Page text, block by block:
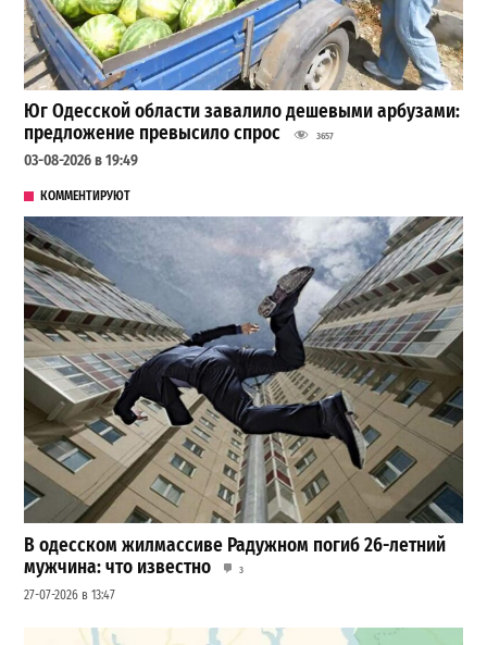
Юг Одесской области завалило дешевыми арбузами:
предложение превысило спрос
3657
03-08-2026 в 19:49
КОММЕНТИРУЮТ
В одесском жилмассиве Радужном погиб 26-летний
мужчина: что известно
3
27-07-2026 в 13:47